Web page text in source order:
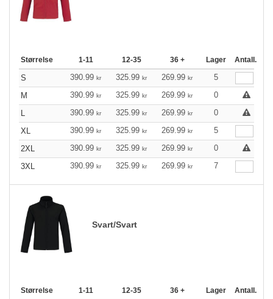
Størrelse 1-11 12-35 36 + Lager Antall.
S 390.99 kr 325.99 kr 269.99 kr
5
M
390.99 kr 325.99 kr 269.99 kr
0
L
390.99 kr 325.99 kr 269.99 kr
0
XL
390.99 kr 325.99 kr 269.99 kr
5
2XL
390.99 kr 325.99 kr 269.99 kr
0
3XL
390.99 kr 325.99 kr 269.99 kr 7
Svart/Svart
Størrelse 1-11 12-35 36 + Lager Antall.